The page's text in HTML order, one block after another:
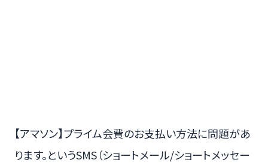
【アマソン】プライム会費のお支払い方法に問題があ
ります。というSMS（ショートメール/ショートメッセー